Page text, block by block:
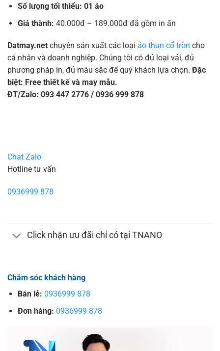
Số lượng tối thiểu: 01 áo
Giá thành: 40.000đ – 189.000đ đã gồm in ấn
Datmay.net chuyên sản xuất các loại áo thun cổ tròn cho
cá nhân và doanh nghiệp. Chúng tôi có đủ loại vải, đủ
phương pháp in, đủ màu sắc để quý khách lựa chọn. Đặc
biệt: Free thiết kế và may mẫu.
ĐT/Zalo: 093 447 2776 / 0936 999 878
Chat Zalo
Hotline tư vấn
0936999 878
Click nhận ưu đãi chỉ có tại TNANO
Chăm sóc khách hàng
Bán lẻ: 0936999 878
Đơn hàng: 0936999 878